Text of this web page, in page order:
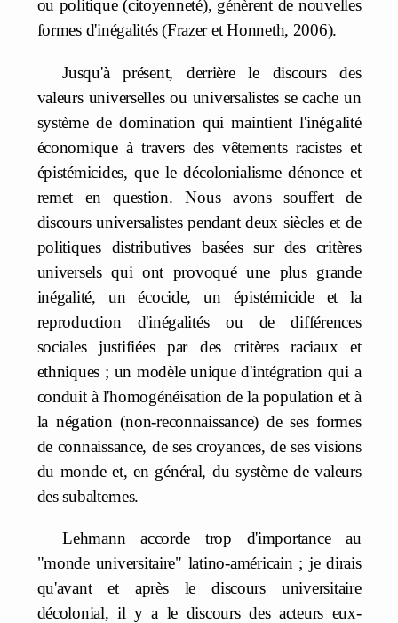
ou politique (citoyenneté), génèrent de nouvelles
formes d'inégalités (Frazer et Honneth, 2006).
Jusqu'à présent, derrière le discours des
valeurs universelles ou universalistes se cache un
système de domination qui maintient l'inégalité
économique à travers des vêtements racistes et
épistémicides, que le décolonialisme dénonce et
remet en question. Nous avons souffert de
discours universalistes pendant deux siècles et de
politiques distributives basées sur des critères
universels qui ont provoqué une plus grande
inégalité, un écocide, un épistémicide et la
reproduction d'inégalités ou de différences
sociales justifiées par des critères raciaux et
ethniques ; un modèle unique d'intégration qui a
conduit à l'homogénéisation de la population et à
la négation (non-reconnaissance) de ses formes
de connaissance, de ses croyances, de ses visions
du monde et, en général, du système de valeurs
des subalternes.
Lehmann accorde trop d'importance au
"monde universitaire" latino-américain ; je dirais
qu'avant et après le discours universitaire
décolonial, il y a le discours des acteurs eux-